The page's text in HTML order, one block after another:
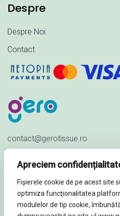
Apreciem
Fișierele cookie de pe acest site
optimiza funcţionalitatea
modulelor de tip cookie,
Despre
Despre Noi
Contact
contact@gerotissue.ro
Str. Al. Ioan Cuza nr. 23,
Sat Păuleștii Noi, Comuna
Prahova - ROMÂNIA